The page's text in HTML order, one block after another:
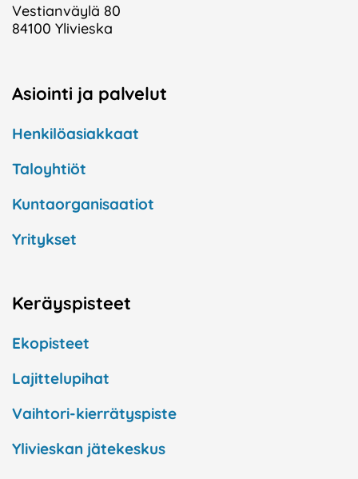
Vestianväylä 80
84100 Ylivieska
Asiointi ja palvelut
Henkilöasiakkaat
Taloyhtiöt
Kuntaorganisaatiot
Yritykset
Keräyspisteet
Ekopisteet
Lajittelupihat
Vaihtori-kierrätyspiste
Ylivieskan jätekeskus